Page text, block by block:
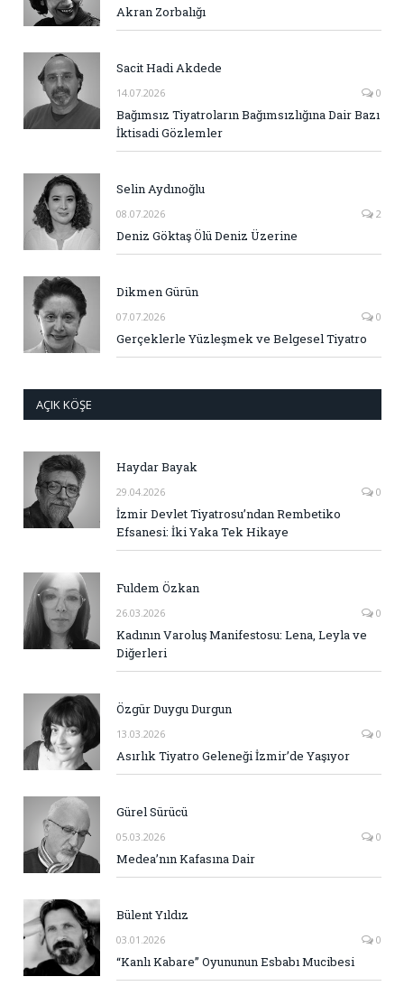
Akran Zorbalığı
Sacit Hadi Akdede
14.07.2026 0
Bağımsız Tiyatroların Bağımsızlığına Dair Bazı
İktisadi Gözlemler
Selin Aydınoğlu
08.07.2026 2
Deniz Göktaş Ölü Deniz Üzerine
Dikmen Gürün
07.07.2026 0
Gerçeklerle Yüzleşmek ve Belgesel Tiyatro
AÇIK KÖŞE
Haydar Bayak
29.04.2026 0
İzmir Devlet Tiyatrosu’ndan Rembetiko
Efsanesi: İki Yaka Tek Hikaye
Fuldem Özkan
26.03.2026 0
Kadının Varoluş Manifestosu: Lena, Leyla ve
Diğerleri
Özgür Duygu Durgun
13.03.2026 0
Asırlık Tiyatro Geleneği İzmir’de Yaşıyor
Gürel Sürücü
05.03.2026 0
Medea’nın Kafasına Dair
Bülent Yıldız
03.01.2026 0
“Kanlı Kabare” Oyununun Esbabı Mucibesi